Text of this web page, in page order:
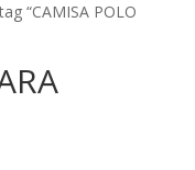
“CAMISA POLO